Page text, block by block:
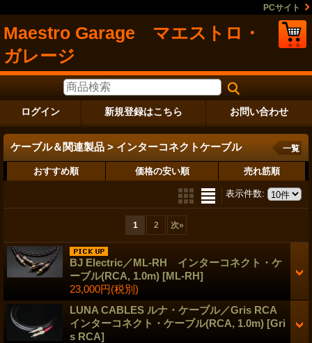
PCサイト
Maestro Garage マエストロ・
ガレージ
ログイン 新規登録はこちら お問い合わせ
ケーブル＆関連製品 > インターコネクトケーブル 一覧
おすすめ順 価格の安い順 売れ筋順
表示件数:
1 2 次»
BJ Electric／ML-RH インターコネクト・ケ
ーブル(RCA, 1.0m) [ML-RH]
23,000円(税別)
LUNA CABLES ルナ・ケーブル／Gris RCA
インターコネクト・ケーブル(RCA, 1.0m) [Gri
s RCA]